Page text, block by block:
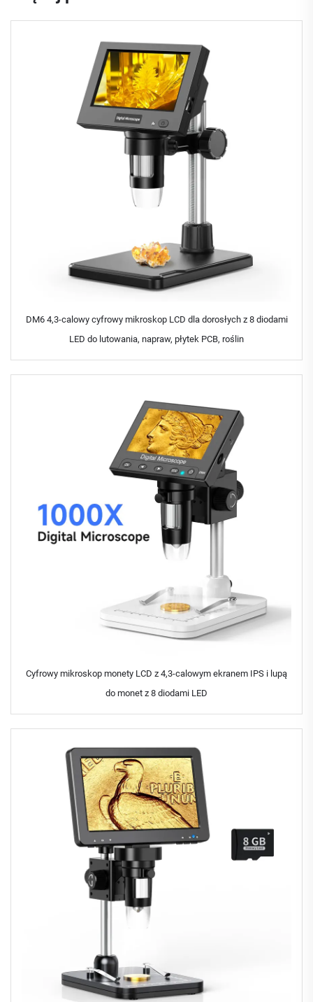
DM6 4,3-calowy cyfrowy mikroskop LCD dla dorosłych z 8 diodami
LED do lutowania, napraw, płytek PCB, roślin
Cyfrowy mikroskop monety LCD z 4,3-calowym ekranem IPS i lupą
do monet z 8 diodami LED